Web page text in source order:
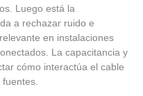
Luego está la
a rechazar ruido e
en instalaciones
La capacitancia y
cómo interactúa el cable